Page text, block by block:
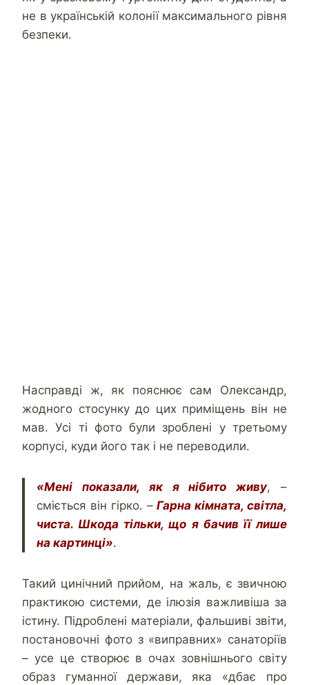
не в українській колонії максимального рівня
безпеки.
Насправді ж, як пояснює сам Олександр,
жодного стосунку до цих приміщень він не
мав. Усі ті фото були зроблені у третьому
корпусі, куди його так і не переводили.
«Мені показали, як я нібито живу, –
сміється він гірко. –Гарна кімната, світла,
чиста. Шкода тільки, що я бачив її лише
на картинці».
Такий цинічний прийом, на жаль, є звичною
практикою системи, де ілюзія важливіша за
істину. Підроблені матеріали, фальшиві звіти,
постановочні фото з «виправних» санаторіїв
– усе це створює в очах зовнішнього світу
образ гуманної держави, яка «дбає про